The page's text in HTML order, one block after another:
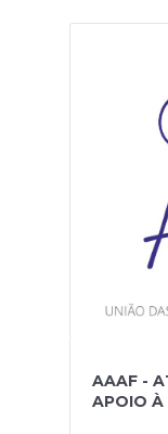
AAAF -
APOIO À